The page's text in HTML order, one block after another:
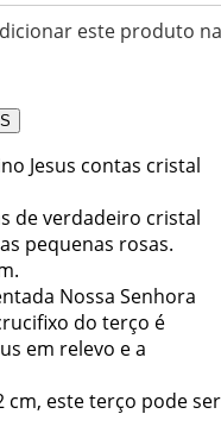
este produto na
Jesus contas cristal
de verdadeiro cristal
pequenas rosas.
Nossa Senhora
do terço é
em relevo e a
cm, este terço pode ser